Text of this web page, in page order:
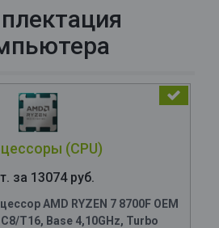
(CPU)
за 13074 руб.
AMD RYZEN 7 8700F OEM
T16, Base 4,10GHz, Turbo